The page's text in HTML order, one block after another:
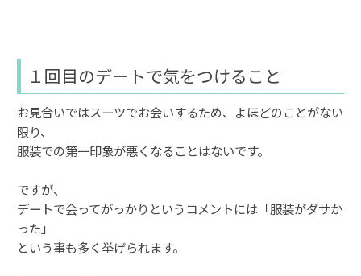
１回目のデートで気をつけること
お見合いではスーツでお会いするため、よほどのことがない
限り、
服装での第一印象が悪くなることはないです。
ですが、
デートで会ってがっかりというコメントには「服装がダサか
った」
という事も多く挙げられます。